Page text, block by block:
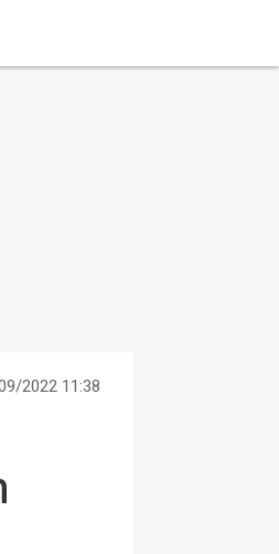
2022 11:38